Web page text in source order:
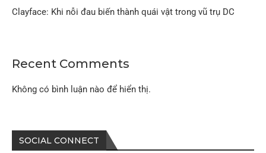
Clayface: Khi nỗi đau biến thành quái vật trong vũ trụ DC
Recent Comments
Không có bình luận nào để hiển thị.
SOCIAL CONNECT